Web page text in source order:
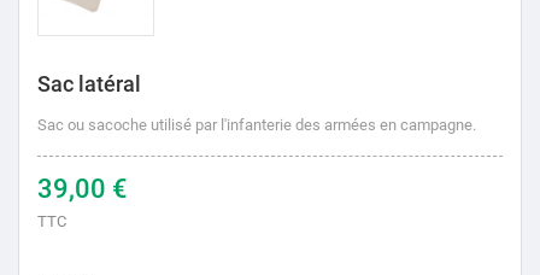
Sac latéral
Sac ou sacoche utilisé par l'infanterie des armées en campagne.
39,00 €
TTC